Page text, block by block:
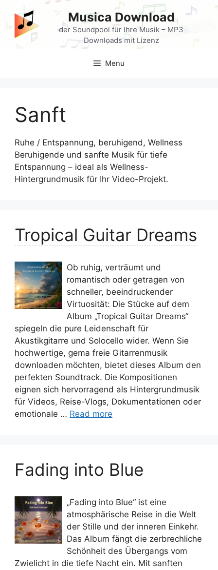
content
Musica Download
der Soundpool für Ihre Musik – MP3
Downloads mit Lizenz
Menu
Sanft
Ruhe / Entspannung, beruhigend, Wellness
Beruhigende und sanfte Musik für tiefe
Entspannung – ideal als Wellness-
Hintergrundmusik für Ihr Video-Projekt.
Tropical Guitar Dreams
Ob ruhig, verträumt und
romantisch oder getragen von
schneller, beeindruckender
Virtuosität: Die Stücke auf dem
Album „Tropical Guitar Dreams“
spiegeln die pure Leidenschaft für
Akustikgitarre und Solocello wider. Wenn Sie
hochwertige, gema freie Gitarrenmusik
downloaden möchten, bietet dieses Album den
perfekten Soundtrack. Die Kompositionen
eignen sich hervorragend als Hintergrundmusik
für Videos, Reise-Vlogs, Dokumentationen oder
emotionale … Read more
Fading into Blue
„Fading into Blue“ ist eine
atmosphärische Reise in die Welt
der Stille und der inneren Einkehr.
Das Album fängt die zerbrechliche
Schönheit des Übergangs vom
Zwielicht in die tiefe Nacht ein. Mit sanften